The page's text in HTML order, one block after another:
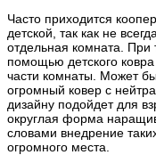
Часто приходится
детской, так как не
отдельная комната. При
помощью детского ковра
части комнаты. Может
огромный ковер с
дизайну подойдет для
округлая форма
словами внедрение
огромного места.